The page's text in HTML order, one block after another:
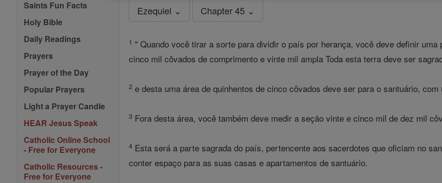
Saints Fun Facts
Holy Bible
Daily Readings
Prayers
Prayer of the Day
Popular Prayers
Light a Prayer Candle
HEAR Jesus Speak
Catholic Online School
- Free for Everyone
Catholic Resources -
Free for Everyone
Ezequiel ⌄ Chapter 45 ⌄
1 " Quando você tirar a sorte para dividir o país por herança, você deve definir
cinco mil côvados de comprimento e vinte mil ampla Toda esta terra deve ser
2 e desta uma área de quinhentos de cinco côvados deve ser para o santuário,
3 Fora desta área, você também deve medir a seção vinte e cinco mil de dez mil
4 Esta será a parte sagrada do país, pertencente aos sacerdotes que oficiam no
conter espaço para as suas casas e apartamentos de santuário.